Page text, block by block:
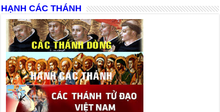
HẠNH CÁC THÁNH